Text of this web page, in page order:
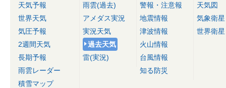
天気予報
世界天気
気圧予報
2週間天気
長期予報
雨雲レーダー
積雪マップ
雨雲(過去)
アメダス実況
実況天気
過去天気
雷(実況)
警報・注意報
地震情報
津波情報
火山情報
台風情報
知る防災
天気図
気象衛星
世界衛星